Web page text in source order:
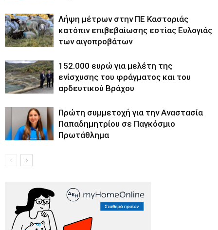
Λήψη μέτρων στην ΠΕ Καστοριάς
κατόπιν επιβεβαίωσης εστίας Ευλογιάς
των αιγοπροβάτων
152.000 ευρώ για μελέτη της
ενίσχυσης του φράγματος και του
αρδευτικού Βράχου
Πρώτη συμμετοχή για την Αναστασία
Παπαδημητρίου σε Παγκόσμιο
Πρωτάθλημα